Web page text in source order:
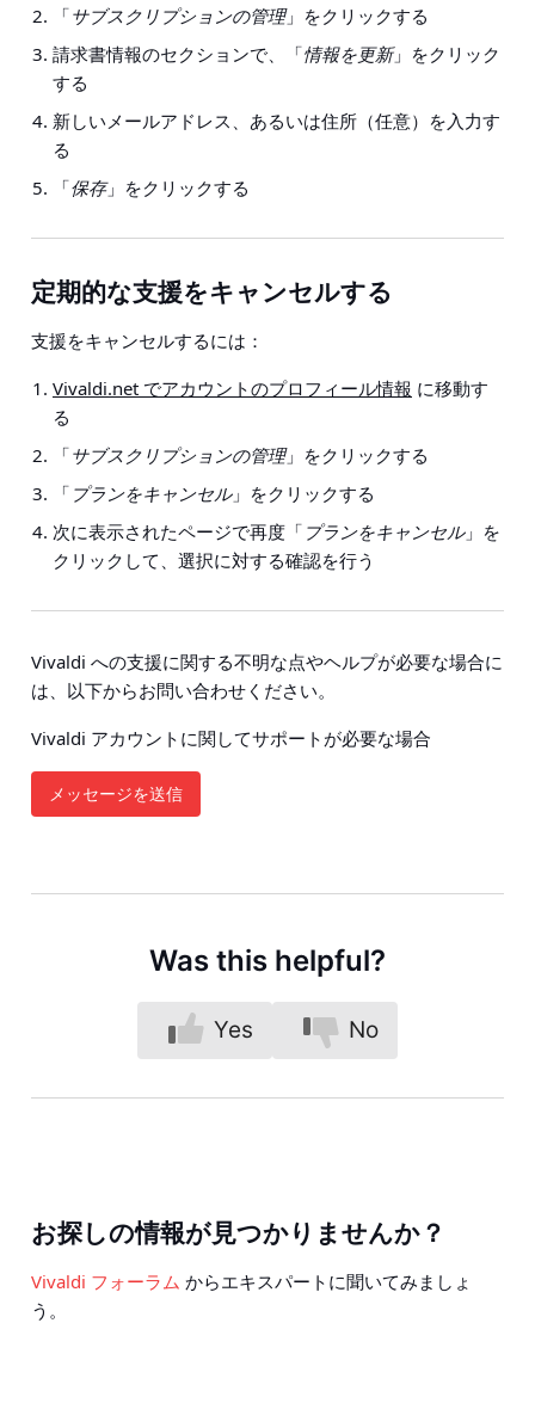
「サブスクリプションの管理」をクリックする
請求書情報のセクションで、「情報を更新」をクリック
する
新しいメールアドレス、あるいは住所（任意）を入力す
る
「保存」をクリックする
定期的な支援をキャンセルする
支援をキャンセルするには：
Vivaldi.net でアカウントのプロフィール情報 に移動す
る
「サブスクリプションの管理」をクリックする
「 プランをキャンセル」をクリックする
次に表示されたページで再度「 プランをキャンセル」を
クリックして、選択に対する確認を行う
Vivaldi への支援に関する不明な点やヘルプが必要な場合に
は、以下からお問い合わせください。
Vivaldi アカウントに関してサポートが必要な場合
メッセージを送信
Was this helpful?
Yes No
お探しの情報が見つかりませんか？
Vivaldi フォーラム からエキスパートに聞いてみましょ
う。